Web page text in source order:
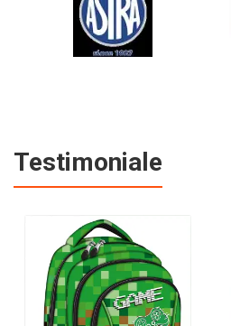
Testimoniale